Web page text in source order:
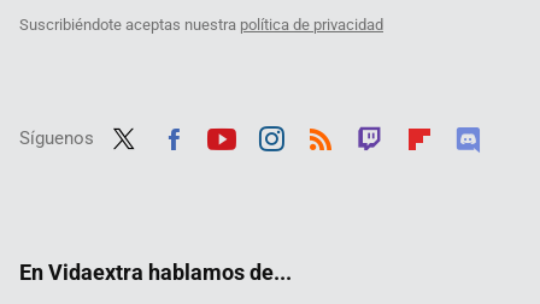
Suscribiéndote aceptas nuestra política de privacidad
Síguenos
En Vidaextra hablamos de...